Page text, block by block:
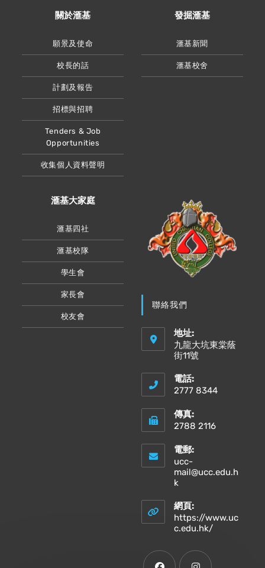
關於滙基
願景及使命
校長的話
計劃及報告
招標與招聘
Tenders & Job
Opportunities
收集個人資料聲明
發掘滙基
滙基新聞
滙基校舍
滙基大家庭
滙基四社
滙基校隊
學生會
家長會
校友會
聯絡我們
地址:
九龍大坑東棠蔭
街11號
電話:
2777 8344
傳真:
2788 2116
電郵:
ucc-
mail@ucc.edu.h
k
your
application
網頁:
https://www.uc
c.edu.hk/Opens